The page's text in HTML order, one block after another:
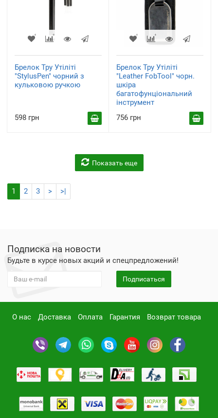
Брелок Тру Утіліті
"StylusPen" чорний з
кульковою ручкою
598 грн
Брелок Тру Утіліті
"Leather FobTool" чорн.
шкіра
багатофунціональний
інструмент
756 грн
Показать еще
1 2 3 > >|
Подписка на новости
Будьте в курсе новых акций и спецпредложений!
Подписаться
О нас Доставка Оплата Гарантия Возврат товара